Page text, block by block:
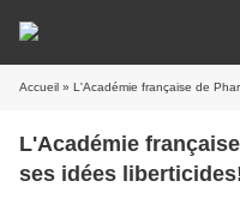
Accueil » L'Académie française de
L'Académie
ses idées